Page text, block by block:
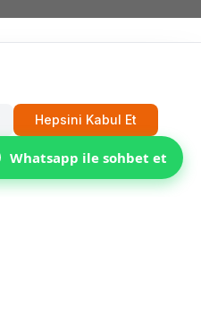
Whatsapp ile sohbet et
Hepsini Kabul Et